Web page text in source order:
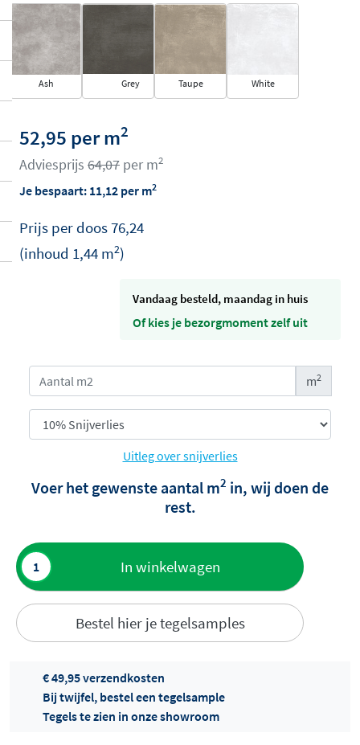
Ash Grey Taupe White
52,95 per m2
Adviesprijs 64,07 per m2
Je bespaart: 11,12 per m2
Prijs per doos76,24
(inhoud 1,44 m2)
vandaag besteld, maandag in huis
Of kies je bezorgmoment zelf uit
m2
Uitleg over snijverlies
Voer het gewenste aantal m2 in, wij doen de
rest.
In winkelwagen
Bestel hier je tegelsamples
Toevoegen
aan offerte
Offertes
€ 49,95 verzendkosten
Bij twijfel, bestel een tegelsample
Tegels te zien in onze showroom